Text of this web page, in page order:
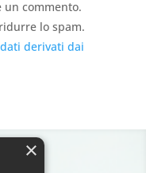
commento.
lo spam.
derivati dai
×